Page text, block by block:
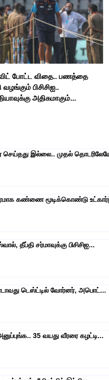
போட்ட விதை.. பணத்தை
வழங்கும் பிசிசிஐ..
அதிகமாகும்...
செய்தது இல்லை.. முதல்
கண்ணை மூடிக்கொண்டு
தீப்தி சர்மாவுக்கு பிசிசிஐ...
டெஸ்ட்டில் வோர்னர், அபொட்...
35 வயது வீரரை கழட்டி...